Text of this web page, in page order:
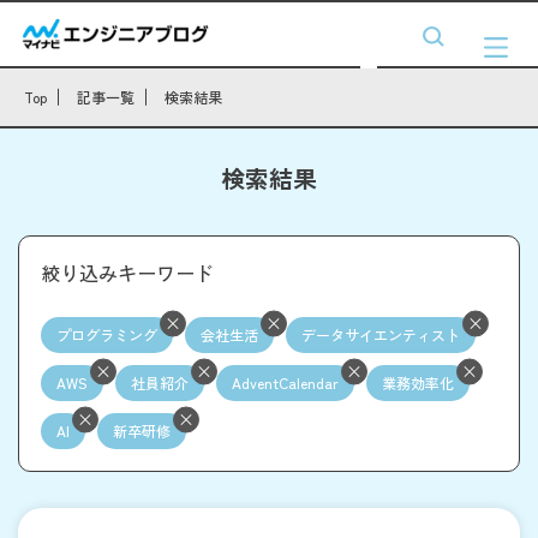
Top 記事一覧 検索結果
検索結果
絞り込みキーワード
プログラミング 会社生活 データサイエンティスト
AWS 社員紹介 AdventCalendar 業務効率化
AI 新卒研修